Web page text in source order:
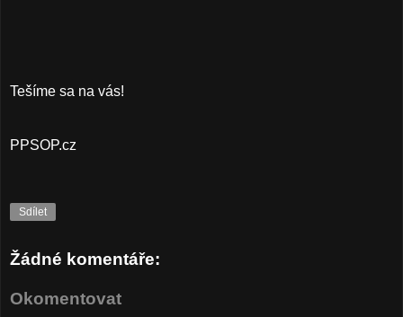
Tešíme sa na vás!
PPSOP.cz
Sdílet
Žádné komentáře:
Okomentovat